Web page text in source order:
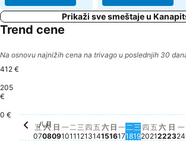
Prikaži sve smeštaje u
Trend cene
Na osnovu najnižih cena na trivago u poslednjih 30
412 €
205
€
0 €
星期五, 八月 07
Cena nije dostupna za ovaj
八月
五
07
星期六, 八月 08
231 €
六
08
星期日, 八月 09
Cena nije dostupna za ovaj
日
09
星期一, 八月 10
157 €
一
10
星期二, 八月 11
Cena nije dostupna za
二
11
三
12
星期四, 八月 13
Cena nije dostupna
四
13
星期五, 八月 14
Cena nije
五
14
星期六, 八月 15
Cena nije
六
15
日
16
一
17
星期二, 八月
Cena nije
二
18
星期三, 八
Cena nije
三
19
星期四,
Cena
四
20
星期五,
Cena
五
21
六
22
星
日
23
一
24